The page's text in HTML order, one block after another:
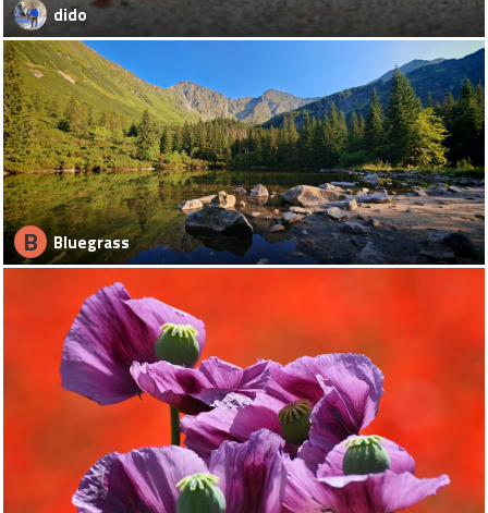
dido
B Bluegrass